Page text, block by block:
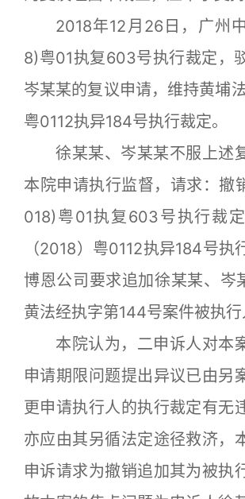
2018年12月26日，广州中
8)粤01执复603号执行裁定，
岑某某的复议申请，维持黄埔
粤0112执异184号执行裁定。
徐某某、岑某某不服上述
本院申请执行监督，请求：撤
018)粤01执复603号执行裁
（2018）粤0112执异184号执
博恩公司要求追加徐某某、岑
黄法经执字第144号案件被执行
本院认为，二申诉人对本
申请期限问题提出异议已由另
更申请执行人的执行裁定有无
亦应由其另循法定途径救济，
申诉请求为撤销追加其为被执